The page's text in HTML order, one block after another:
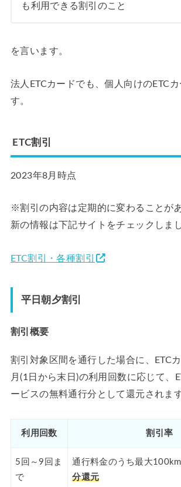
も利用できる割引のこと
を言います。
法人ETCカードでも、個人向けのETC
す。
ETC割引
2023年8月時点
※割引の内容は定期的に変わることが
新の情報は下記サイトをチェックしま
ETC割引・各種割引
平日朝夕割引
割引概要
割引対象区間を通行した場合に、ETC
月(1日から末日)の利用回数に応じて、
ービスの無料通行分として還元されます
利用回数 割引率
5回～9回ま
で
通行料金のうち最大
分還元